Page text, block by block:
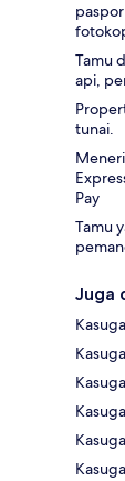
Tamu
api,
tunai.
Pay
Tamu
Juga